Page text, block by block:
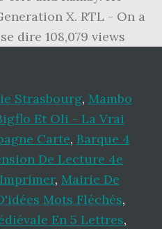
Strasbourg, Mambo
Et Oli - La Vrai
Carte, Barque 4
De Lecture 4e
, Mairie De
Mots Fléchés,
En 5 Lettres,